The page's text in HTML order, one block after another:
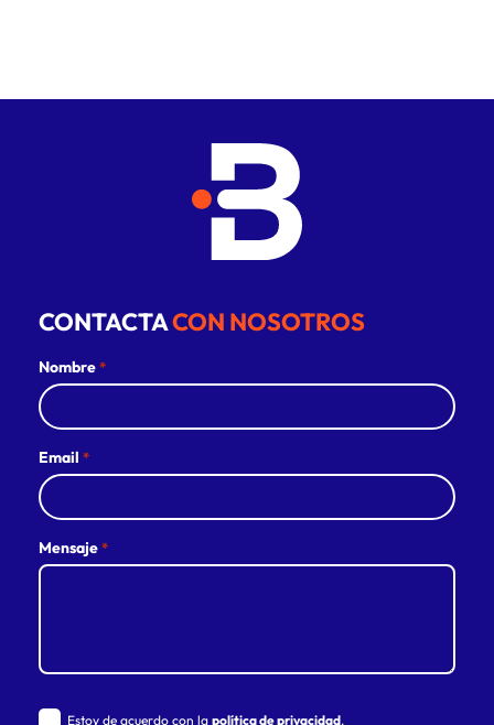
CONTACTACON NOSOTROS
Nombre *
Email *
Mensaje *
Estoy de acuerdo con la política de privacidad.